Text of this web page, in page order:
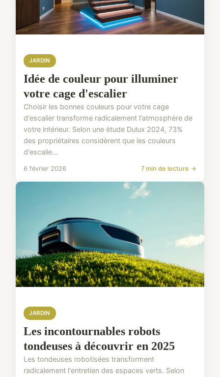
JARDIN
Idée de couleur pour illuminer
votre cage d'escalier
Choisir les bonnes couleurs pour votre cage
d'escalier transforme radicalement l'atmosphère de
votre intérieur. Selon une étude Dulux 2024, 73%
des propriétaires considèrent que les couleurs
d'escalie...
6 février 2026 7 min de lecture →
JARDIN
Les incontournables robots
tondeuses à découvrir en 2025
Les tondeuses robotisées transforment
radicalement l'entretien des espaces verts. Selon